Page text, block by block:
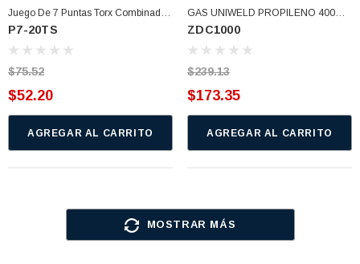
Juego De 7 Puntas Torx Combinadas
C/seguro Largo 2", Expert (P7-20TS)
P7-20TS
$75.52
$52.20
AGREGAR AL CARRITO
GAS UNIWELD PROPILENO 400G
ALTA TEMPERATURA (ZDC1000)
ZDC1000
$239.13
$173.35
AGREGAR AL CARRITO
MOSTRAR MÁS